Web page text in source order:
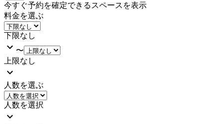
今すぐ予約を確定できるスペースを表示
料金を選ぶ
下限なし
〜
上限なし
人数を選ぶ
人数を選択